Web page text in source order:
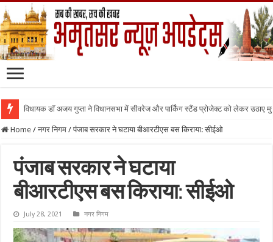
विधायक डॉ अजय गुप्ता ने विधानसभा में सीवरेज और पार्किंग स्टैंड प्रोजेक्ट को लेकर उठाए
Home / नगर निगम / पंजाब सरकार ने घटाया बीआरटीएस बस किराया: सीईओ
पंजाब सरकार ने घटाया
बीआरटीएस बस किराया: सीईओ
July 28, 2021 नगर निगम